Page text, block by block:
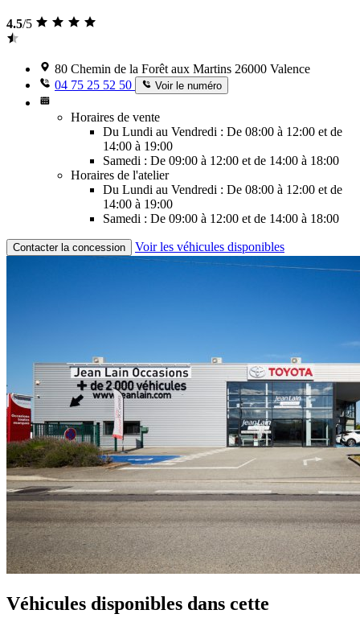
4.5/5
80 Chemin de la Forêt aux Martins 26000 Valence
04 75 25 52 50
Voir le numéro
Horaires de vente
Du Lundi au Vendredi : De 08:00 à 12:00 et de
14:00 à 19:00
Samedi : De 09:00 à 12:00 et de 14:00 à 18:00
Horaires de l'atelier
Du Lundi au Vendredi : De 08:00 à 12:00 et de
14:00 à 19:00
Samedi : De 09:00 à 12:00 et de 14:00 à 18:00
Contacter la concession Voir les véhicules disponibles
Véhicules disponibles dans cette